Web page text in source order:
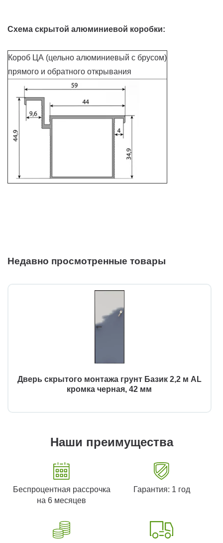
Схема скрытой алюминиевой коробки:
Короб ЦА (цельно алюминиевый с брусом)
прямого и обратного открывания
Недавно просмотренные товары
Дверь скрытого монтажа грунт Базик 2,2 м AL
кромка черная, 42 мм
Наши преимущества
Беспроцентная рассрочка
на 6 месяцев
Гарантия: 1 год